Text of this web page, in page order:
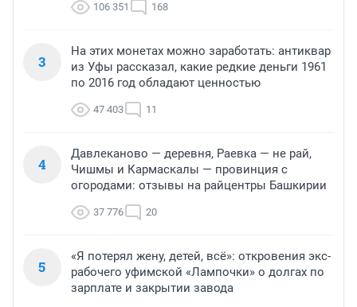
106 351 168
3
На этих монетах можно заработать: антиквар
из Уфы рассказал, какие редкие деньги 1961
по 2016 год обладают ценностью
47 403 11
4
Давлеканово — деревня, Раевка — не рай,
Чишмы и Кармаскалы — провинция с
огородами: отзывы на райцентры Башкирии
37 776 20
5
«Я потерял жену, детей, всё»: откровения экс-
рабочего уфимской «Лампочки» о долгах по
зарплате и закрытии завода